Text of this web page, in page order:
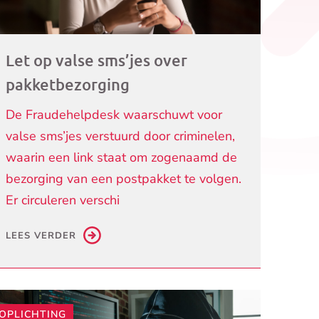
Let op valse sms’jes over
pakketbezorging
De Fraudehelpdesk waarschuwt voor
valse sms’jes verstuurd door criminelen,
waarin een link staat om zogenaamd de
bezorging van een postpakket te volgen.
Er circuleren verschi
LEES VERDER